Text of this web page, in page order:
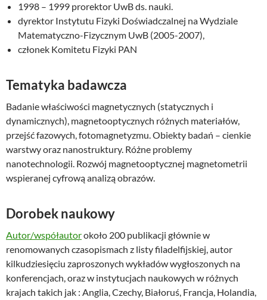
1998 – 1999 prorektor UwB ds. nauki.
dyrektor Instytutu Fizyki Doświadczalnej na Wydziale
Matematyczno-Fizycznym UwB (2005-2007),
członek Komitetu Fizyki PAN
Tematyka badawcza
Badanie właściwości magnetycznych (statycznych i
dynamicznych), magnetooptycznych różnych materiałów,
przejść fazowych, fotomagnetyzmu. Obiekty badań – cienkie
warstwy oraz nanostruktury. Różne problemy
nanotechnologii. Rozwój magnetooptycznej magnetometrii
wspieranej cyfrową analizą obrazów.
Dorobek naukowy
Autor/współautorokoło 200 publikacji głównie w
renomowanych czasopismach z listy filadelfijskiej, autor
kilkudziesięciu zaproszonych wykładów wygłoszonych na
konferencjach, oraz w instytucjach naukowych w różnych
krajach takich jak : Anglia, Czechy, Białoruś, Francja, Holandia,